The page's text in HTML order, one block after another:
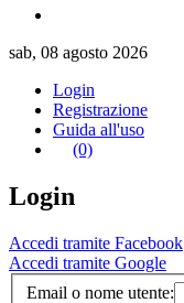
sab, 08 agosto 2026
Login
Registrazione
Guida all'uso
(0)
Login
Accedi tramite Facebook
Accedi tramite Google
Email o nome utente: